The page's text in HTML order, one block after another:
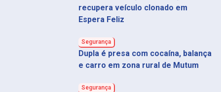
recupera veículo clonado em
Espera Feliz
Segurança
Dupla é presa com cocaína, balança
e carro em zona rural de Mutum
Segurança